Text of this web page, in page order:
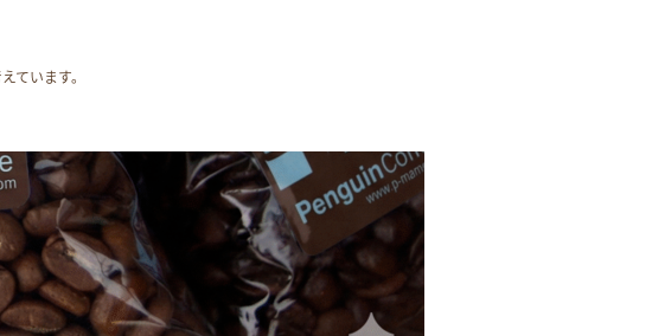
ています。